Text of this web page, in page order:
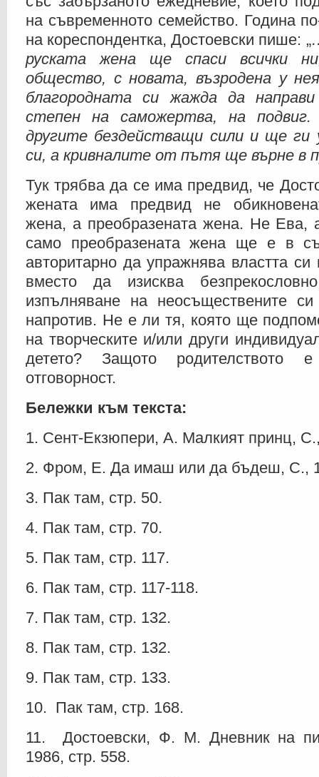
на съвременното семейство. Година
на кореспондентка, Достоевски пише: „
руската жена ще спаси всички
общество, с новата, възродена у
благородната си жажда да
степен на саможертва, на
другите бездействащи сили и ще ги
си, а кривналите от пътя ще върне в
Тук трябва да се има предвид, че
жената има предвид не
жена, а преобразената жена. Не
само преобразената жена ще е в
авторитарно да упражнява властта
вместо да изисква
изпълняване на неосъществените
напротив. Не е ли тя, която ще
на творческите и/или други
детето? Защото родителството
отговорност.
Бележки към текста:
1. Сент-Екзюпери, А. Малкият принц,
2. Фром, Е. Да имаш или да бъдеш, С.,
3. Пак там, стр. 50.
4. Пак там, стр. 70.
5. Пак там, стр. 117.
6. Пак там, стр. 117-118.
7. Пак там, стр. 132.
8. Пак там, стр. 132.
9. Пак там, стр. 133.
10. Пак там, стр. 168.
11. Достоевски, Ф. М. Дневник на
1986, стр. 558.